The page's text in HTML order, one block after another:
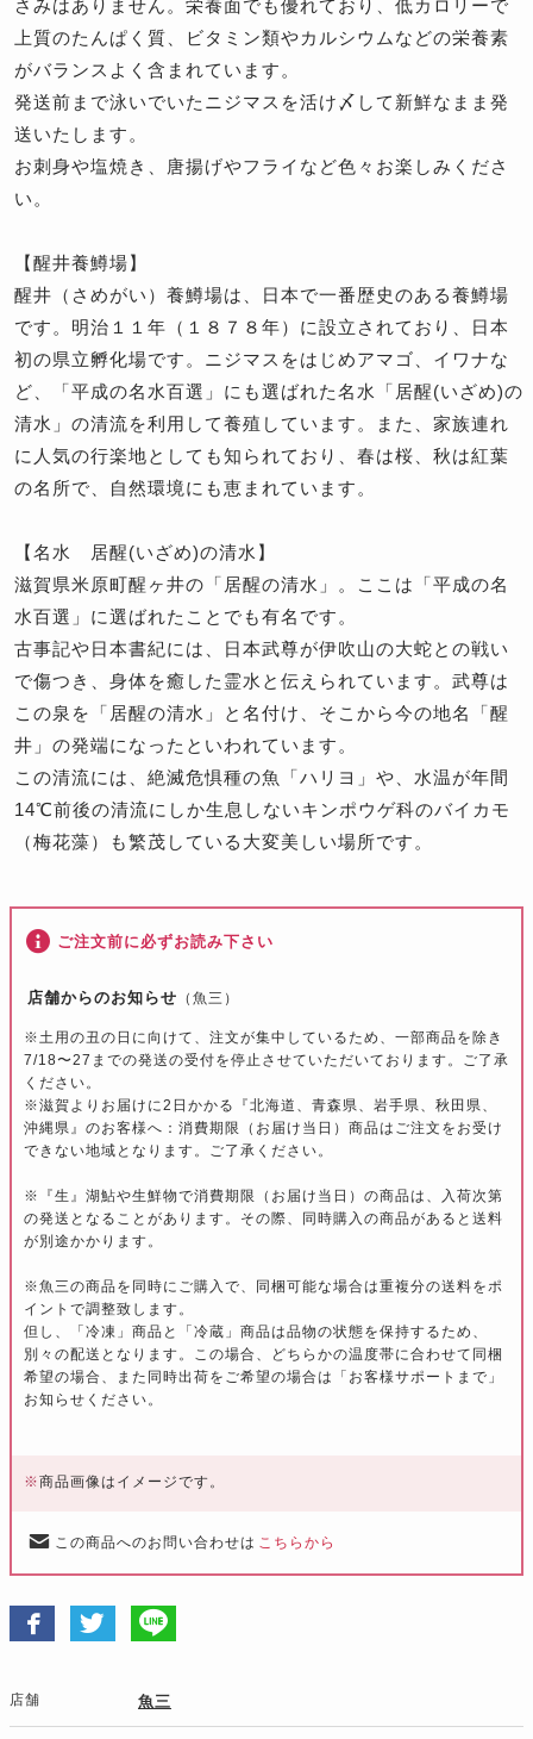
さみはありません。栄養面でも優れており、低カロリーで
上質のたんぱく質、ビタミン類やカルシウムなどの栄養素
がバランスよく含まれています。
発送前まで泳いでいたニジマスを活け〆して新鮮なまま発
送いたします。
お刺身や塩焼き、唐揚げやフライなど色々お楽しみくださ
い。
【醒井養鱒場】
醒井（さめがい）養鱒場は、日本で一番歴史のある養鱒場
です。明治１１年（１８７８年）に設立されており、日本
初の県立孵化場です。ニジマスをはじめアマゴ、イワナな
ど、「平成の名水百選」にも選ばれた名水「居醒(いざめ)の
清水」 の清流を利用して養殖しています。また、家族連れ
に人気の行楽地としても知られており、春は桜、秋は紅葉
の名所で、自然環境にも恵まれています。
【名水 居醒(いざめ)の清水】
滋賀県米原町醒ヶ井の「居醒の清水」。ここは「平成の名
水百選」に選ばれたことでも有名です。
古事記や日本書紀には、日本武尊が伊吹山の大蛇との戦い
で傷つき、身体を癒した霊水と伝えられています。武尊は
この泉を「居醒の清水」と名付け、そこから今の地名「醒
井」の発端になったといわれています。
この清流には、絶滅危惧種の魚「ハリヨ」や、水温が年間
14℃前後の清流にしか生息しないキンポウゲ科のバイカモ
（梅花藻）も繁茂している大変美しい場所です。
ご注文前に必ずお読み下さい
店舗からのお知らせ （魚三）
※土用の丑の日に向けて、注文が集中しているため、一部商品を除き
7/18〜27までの発送の受付を停止させていただいております。ご了承
ください。
※滋賀よりお届けに2日かかる『北海道、青森県、岩手県、秋田県、
沖縄県』のお客様へ：消費期限（お届け当日）商品はご注文をお受け
できない地域となります。ご了承ください。
※『生』湖鮎や生鮮物で消費期限（お届け当日）の商品は、入荷次第
の発送となることがあります。その際、同時購入の商品があると送料
が別途かかります。
※魚三の商品を同時にご購入で、同梱可能な場合は重複分の送料をポ
イントで調整致します。
但し、「冷凍」商品と「冷蔵」商品は品物の状態を保持するため、
別々の配送となります。この場合、どちらかの温度帯に合わせて同梱
希望の場合、また同時出荷をご希望の場合は「お客様サポートまで」
お知らせください。
※商品画像はイメージです。
この商品へのお問い合わせは こちらから
店舗 魚三